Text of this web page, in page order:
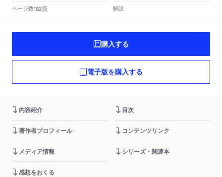
ページ数192頁 解説
購入する
電子版を購入する
内容紹介 目次
著作者プロフィール コンテンツリンク
メディア情報 シリーズ・関連本
感想をおくる